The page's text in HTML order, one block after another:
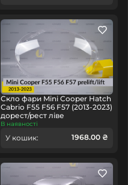
Скло фари Mini Cooper Hatch
Cabrio F55 F56 F57 (2013-2023)
дорест/рест ліве
В наявності
У кошик: 1968.00 ₴